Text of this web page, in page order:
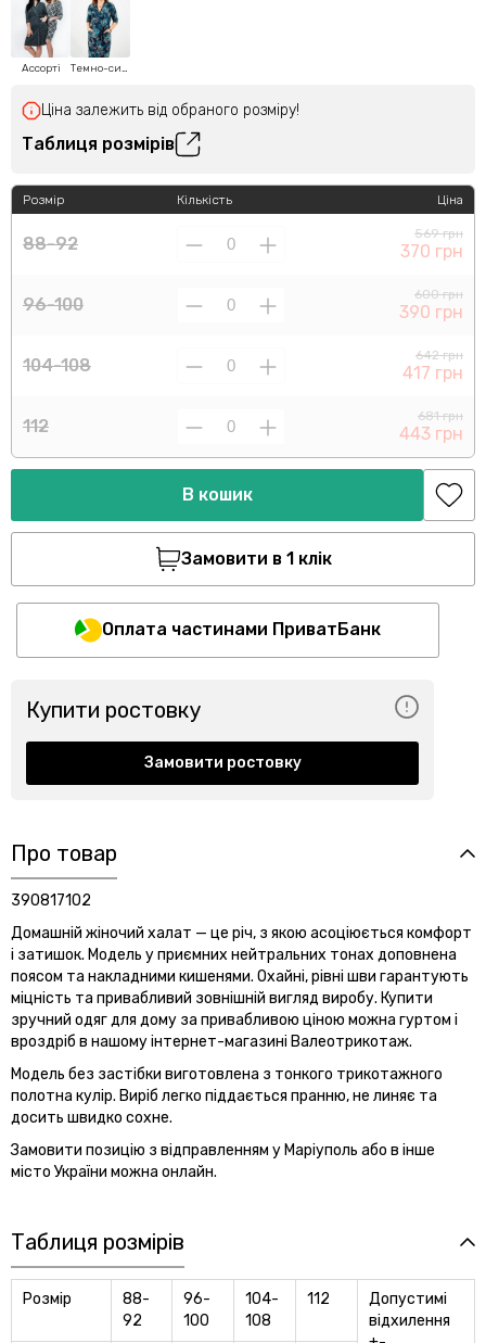
Ассорті Темно-синій
Ціна залежить від обраного розміру!
Таблиця розмірів
Розмір
88-92
96-100
104-108
112
Кількість Ціна
569 грн
370 грн
600 грн
390 грн
642 грн
417 грн
681 грн
443 грн
В кошик
Замовити в 1 клік
Оплата частинами ПриватБанк
Купити ростовку
Замовити ростовку
Про товар
390817102
Домашній жіночий халат — це річ, з якою асоціюється комфорт
і затишок. Модель у приємних нейтральних тонах доповнена
поясом та накладними кишенями. Охайні, рівні шви гарантують
міцність та привабливий зовнішній вигляд виробу. Купити
зручний одяг для дому за привабливою ціною можна гуртом і
вроздріб в нашому інтернет-магазині Валеотрикотаж.
Модель без застібки виготовлена з тонкого трикотажного
полотна кулір. Виріб легко піддається пранню, не линяє та
досить швидко сохне.
Замовити позицію з відправленням у Маріуполь або в інше
місто України можна онлайн.
Таблиця розмірів
Розмір
88-
92
96-
100
104-
108
112
Допустимі
відхилення